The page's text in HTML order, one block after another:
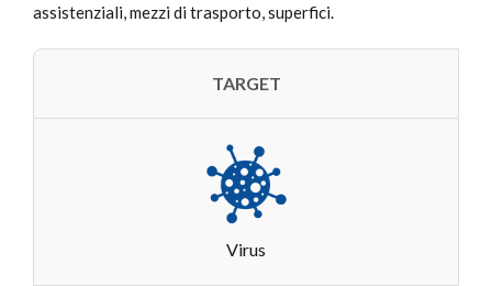
assistenziali, mezzi di trasporto, superfici.
TARGET
Virus